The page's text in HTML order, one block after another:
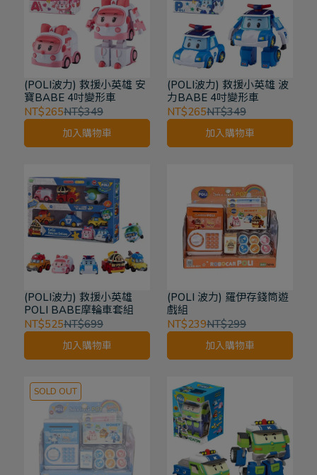
(POLI波力) 救援小英雄 安
寶BABE 4吋變形車
NT$265NT$349
加入購物車
(POLI波力) 救援小英雄 波
力BABE 4吋變形車
NT$265NT$349
加入購物車
(POLI波力) 救援小英雄
POLI BABE摩輪車套組
NT$525NT$699
加入購物車
(POLI 波力) 羅伊存錢筒遊
戲組
NT$239NT$299
加入購物車
SOLD OUT